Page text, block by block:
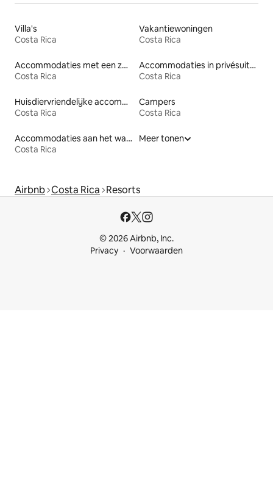
Villa's
Costa Rica
Vakantiewoningen
Costa Rica
Accommodaties met een zwembad
Costa Rica
Accommodaties in privésuites
Costa Rica
Huisdiervriendelijke accommodaties
Costa Rica
Campers
Costa Rica
Accommodaties aan het water
Costa Rica
Meer tonen
Airbnb Costa Rica Resorts
© 2026 Airbnb, Inc.
Privacy
Voorwaarden